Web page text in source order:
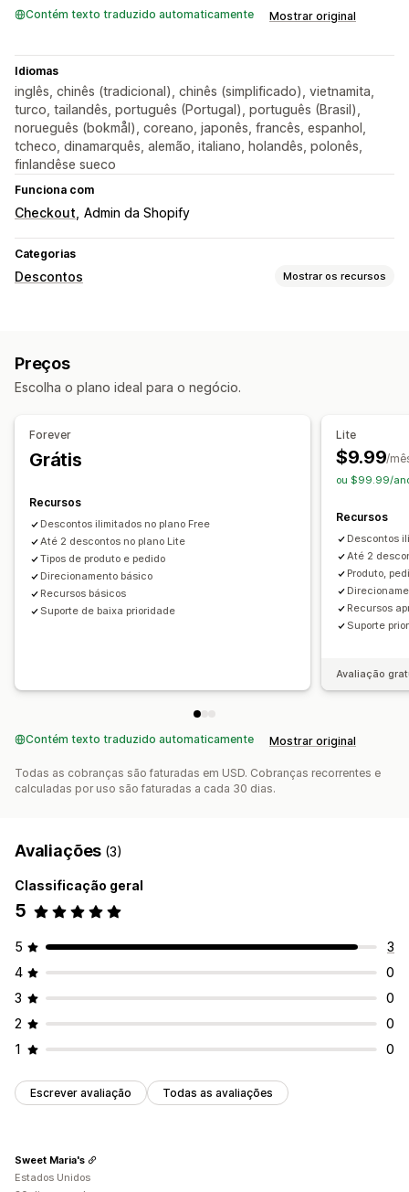
Contém texto traduzido automaticamente Mostrar original
Idiomas
inglês, chinês (tradicional), chinês (simplificado), vietnamita,
turco, tailandês, português (Portugal), português (Brasil),
norueguês (bokmål), coreano, japonês, francês, espanhol,
tcheco, dinamarquês, alemão, italiano, holandês, polonês,
finlandêse sueco
Funciona com
Checkout Admin da Shopify
Categorias
Descontos Mostrar os recursos
Preços fixos
Intervalos de quantidade Descontos fixos
Preços de atacado
Descontos de carrinho
Presentes
Preços dinâmicos
Gerenciamento de descontos
Modelos Código personalizado
Acionadores e regras
Agrupamento de descontos
Definição de público-alvo
Preços
Escolha o plano ideal para o negócio.
Forever
Grátis
Recursos
Descontos ilimitados no plano Free
Até 2 descontos no plano Lite
Tipos de produto e pedido
Direcionamento básico
Recursos básicos
Suporte de baixa prioridade
Lite
$9.99/
ou $99.99/
Recursos
Descontos
Até 2
Produto,
Recursos
Suporte
Avaliação
Contém texto traduzido automaticamente Mostrar original
Todas as cobranças são faturadas em USD. Cobranças recorrentes e
calculadas por uso são faturadas a cada 30 dias.
Avaliações (3)
Classificação geral
5
5
3
4
0
3
0
2
0
1
0
Escrever avaliação Todas as avaliações
Sweet Maria's
Estados Unidos